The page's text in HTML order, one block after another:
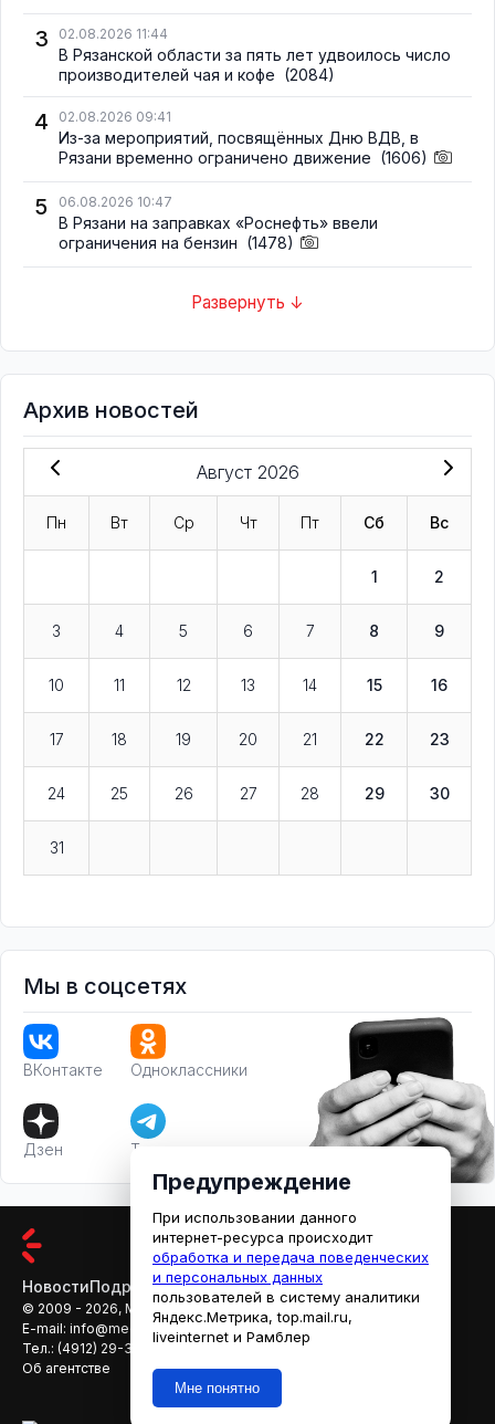
3 02.08.2026 11:44
В Рязанской области за пять лет удвоилось число
производителей чая и кофе (2084)
4 02.08.2026 09:41
Из-за мероприятий, посвящённых Дню ВДВ, в
Рязани временно ограничено движение (1606)
5 06.08.2026 10:47
В Рязани на заправках «Роснефть» ввели
ограничения на бензин (1478)
Развернуть ↓
Архив новостей
Август 2026
Пн Вт Ср Чт Пт Сб Вс
1 2
3 4 5 6 7 8 9
10 11 12 13 14 15 16
17 18 19 20 21 22 23
24 25 26 27 28 29 30
31
Мы в соцсетях
ВКонтакте Одноклассники
Дзен Телеграм
НовостиПодробностиАфишаКино
© 2009 - 2026, МЕДИАРЯЗАНЬ
E-mail: info@mediaryazan.ru
reklama@mediaryazan.ru
Тел.: (4912) 29-33-66
Об агентстве
Предупреждение
При использовании данного
интернет-ресурса происходит
обработка и передача поведенческих
и персональных данных
пользователей в систему аналитики
Яндекс.Метрика, top.mail.ru,
liveinternet и Рамблер
Мне понятно